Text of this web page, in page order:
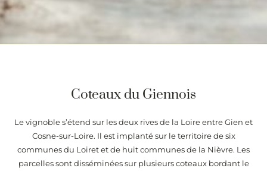
Coteaux du Giennois
Le vignoble s’étend sur les deux rives de la Loire entre Gien et
Cosne-sur-Loire. Il est implanté sur le territoire de six
communes du Loiret et de huit communes de la Nièvre. Les
parcelles sont disséminées sur plusieurs coteaux bordant le